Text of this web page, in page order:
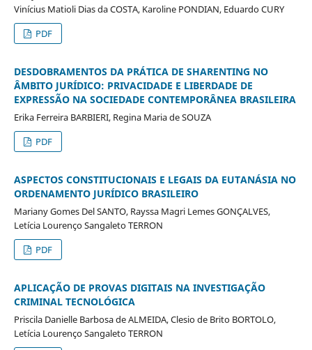
Vinícius Matioli Dias da COSTA, Karoline PONDIAN, Eduardo CURY
PDF
DESDOBRAMENTOS DA PRÁTICA DE SHARENTING NO
ÂMBITO JURÍDICO: PRIVACIDADE E LIBERDADE DE
EXPRESSÃO NA SOCIEDADE CONTEMPORÂNEA BRASILEIRA
Erika Ferreira BARBIERI, Regina Maria de SOUZA
PDF
ASPECTOS CONSTITUCIONAIS E LEGAIS DA EUTANÁSIA NO
ORDENAMENTO JURÍDICO BRASILEIRO
Mariany Gomes Del SANTO, Rayssa Magri Lemes GONÇALVES,
Letícia Lourenço Sangaleto TERRON
PDF
APLICAÇÃO DE PROVAS DIGITAIS NA INVESTIGAÇÃO
CRIMINAL TECNOLÓGICA
Priscila Danielle Barbosa de ALMEIDA, Clesio de Brito BORTOLO,
Letícia Lourenço Sangaleto TERRON